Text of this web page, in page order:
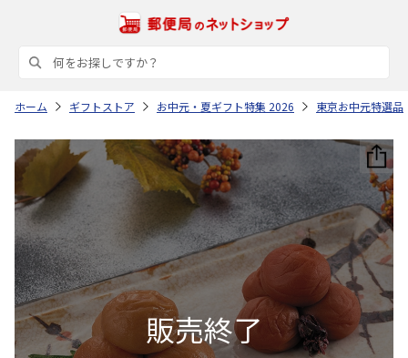
ホーム ギフトストア お中元・夏ギフト特集 2026 東京お中元特選品